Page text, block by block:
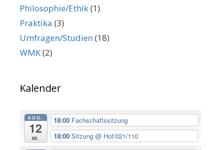
Philosophie/Ethik(1)
Praktika (3)
Umfragen/Studien(18)
WMK(2)
Kalender
AUG.
12
Mi.
18:00 Fachschaftssitzung
18:00 Sitzung @ Hof/021/110